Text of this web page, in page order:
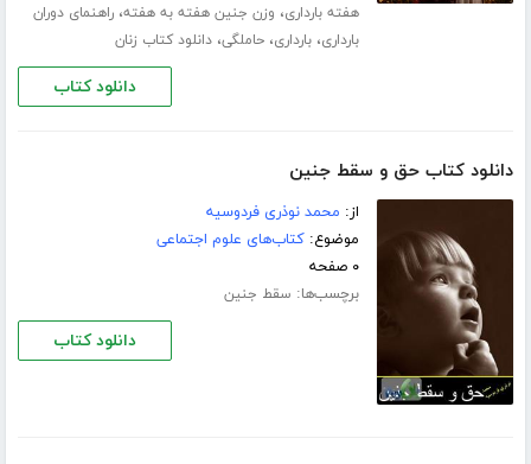
هفته بارداری، وزن جنین هفته به هفته،راهنمای دوران
بارداری،بارداری،حاملگی،دانلود کتاب زنان
دانلود کتاب
دانلود کتاب حق و سقط جنین
از: محمد نوذری فردوسیه
موضوع:کتاب‌های علوم اجتماعی
۰ صفحه
برچسب‌ها: سقط جنین
دانلود کتاب